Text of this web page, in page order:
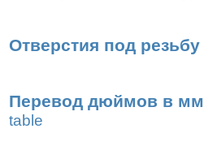
Отверстия под резьбу
Перевод дюймов в мм
table